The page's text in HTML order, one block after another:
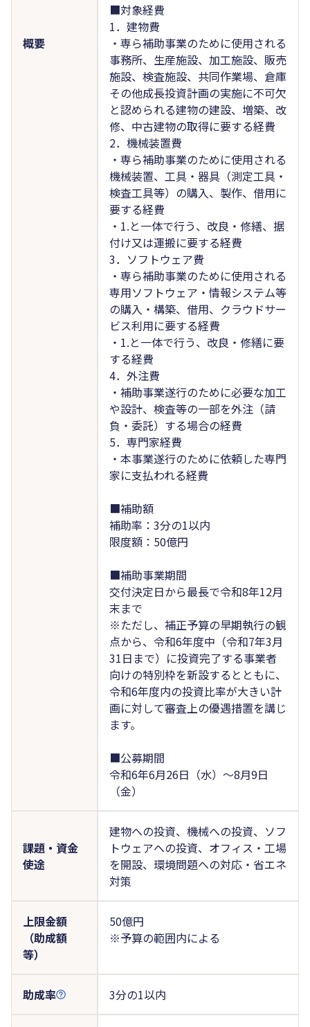
概要
■対象経費
1．建物費
・専ら補助事業のために使用される
事務所、生産施設、加工施設、販売
施設、検査施設、共同作業場、倉庫
その他成長投資計画の実施に不可欠
と認められる建物の建設、増築、改
修、中古建物の取得に要する経費
2．機械装置費
・専ら補助事業のために使用される
機械装置、工具・器具（測定工具・
検査工具等）の購入、製作、借用に
要する経費
・1.と一体で行う、改良・修繕、据
付け又は運搬に要する経費
3．ソフトウェア費
・専ら補助事業のために使用される
専用ソフトウェア・情報システム等
の購入・構築、借用、クラウドサー
ビス利用に要する経費
・1.と一体で行う、改良・修繕に要
する経費
4．外注費
・補助事業遂行のために必要な加工
や設計、検査等の一部を外注（請
負・委託）する場合の経費
5．専門家経費
・本事業遂行のために依頼した専門
家に支払われる経費
■補助額
補助率：3分の1以内
限度額：50億円
■補助事業期間
交付決定日から最長で令和8年12月
末まで
※ただし、補正予算の早期執行の観
点から、令和6年度中（令和7年3月
31日まで）に投資完了する事業者
向けの特別枠を新設するとともに、
令和6年度内の投資比率が大きい計
画に対して審査上の優遇措置を講じ
ます。
■公募期間
令和6年6月26日（水）～8月9日
（金）
課題・資金
使途
建物への投資、機械への投資、ソフ
トウェアへの投資、オフィス・工場
を開設、環境問題への対応・省エネ
対策
上限金額
（助成額
等）
50億円
※予算の範囲内による
助成率 3分の1以内